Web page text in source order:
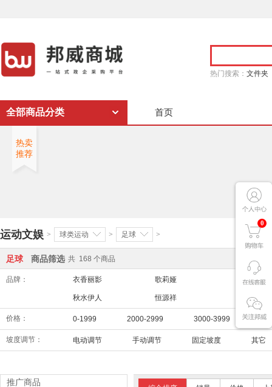
热门搜索： 文件夹
0
全部商品分类 首页
热卖
推荐
运动文娱 > 球类运动 > 足球 >
足球 商品筛选 共 168 个商品
品牌： 衣香丽影 歌莉娅 阿依莲
秋水伊人 恒源祥 三彩
价格： 0-1999 2000-2999 3000-3999
坡度调节： 电动调节 手动调节 固定坡度 其它
推广商品